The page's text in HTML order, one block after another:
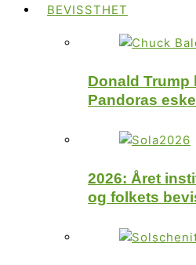
BEVISSTHET
Donald Trump
Pandoras eske
2026: Året
og folkets